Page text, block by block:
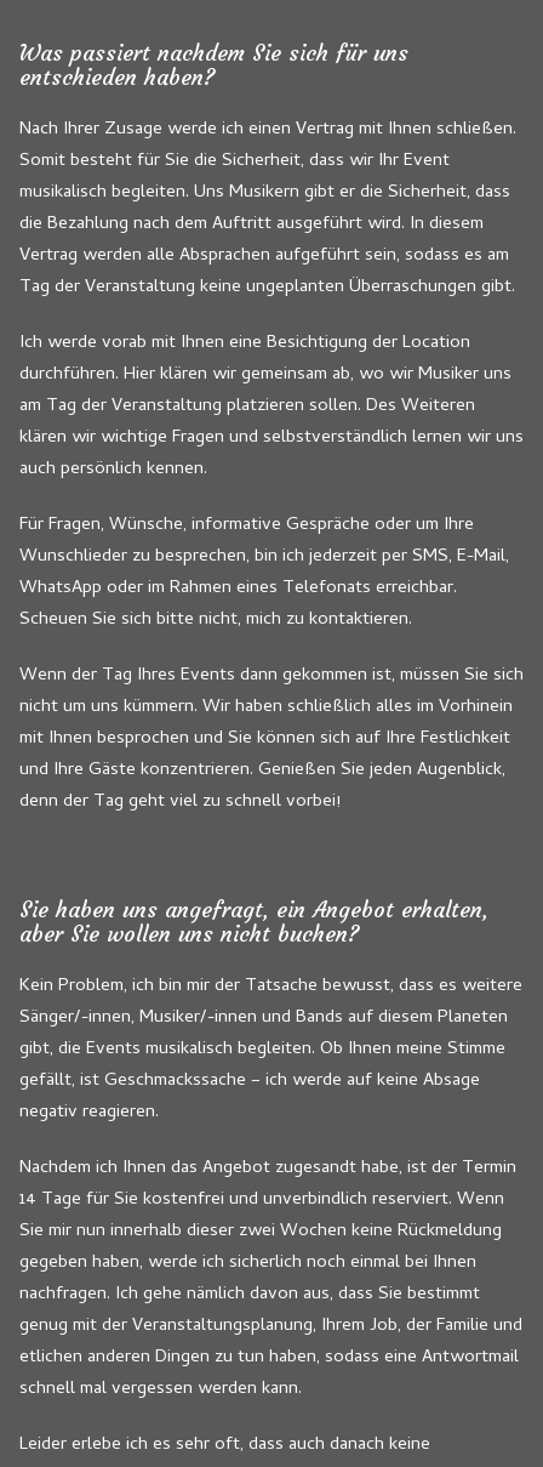
Was passiert nachdem Sie sich für uns
entschieden haben?
Nach Ihrer Zusage werde ich einen Vertrag mit Ihnen schließen.
Somit besteht für Sie die Sicherheit, dass wir Ihr Event
musikalisch begleiten. Uns Musikern gibt er die Sicherheit, dass
die Bezahlung nach dem Auftritt ausgeführt wird. In diesem
Vertrag werden alle Absprachen aufgeführt sein, sodass es am
Tag der Veranstaltung keine ungeplanten Überraschungen gibt.
Ich werde vorab mit Ihnen eine Besichtigung der Location
durchführen. Hier klären wir gemeinsam ab, wo wir Musiker uns
am Tag der Veranstaltung platzieren sollen. Des Weiteren
klären wir wichtige Fragen und selbstverständlich lernen wir uns
auch persönlich kennen.
Für Fragen, Wünsche, informative Gespräche oder um Ihre
Wunschlieder zu besprechen, bin ich jederzeit per SMS, E-Mail,
WhatsApp oder im Rahmen eines Telefonats erreichbar.
Scheuen Sie sich bitte nicht, mich zu kontaktieren.
Wenn der Tag Ihres Events dann gekommen ist, müssen Sie sich
nicht um uns kümmern. Wir haben schließlich alles im Vorhinein
mit Ihnen besprochen und Sie können sich auf Ihre Festlichkeit
und Ihre Gäste konzentrieren. Genießen Sie jeden Augenblick,
denn der Tag geht viel zu schnell vorbei!
Sie haben uns angefragt, ein Angebot erhalten,
aber Sie wollen uns nicht buchen?
Kein Problem, ich bin mir der Tatsache bewusst, dass es weitere
Sänger/-innen, Musiker/-innen und Bands auf diesem Planeten
gibt, die Events musikalisch begleiten. Ob Ihnen meine Stimme
gefällt, ist Geschmackssache – ich werde auf keine Absage
negativ reagieren.
Nachdem ich Ihnen das Angebot zugesandt habe, ist der Termin
14 Tage für Sie kostenfrei und unverbindlich reserviert. Wenn
Sie mir nun innerhalb dieser zwei Wochen keine Rückmeldung
gegeben haben, werde ich sicherlich noch einmal bei Ihnen
nachfragen. Ich gehe nämlich davon aus, dass Sie bestimmt
genug mit der Veranstaltungsplanung, Ihrem Job, der Familie und
etlichen anderen Dingen zu tun haben, sodass eine Antwortmail
schnell mal vergessen werden kann.
Leider erlebe ich es sehr oft, dass auch danach keine